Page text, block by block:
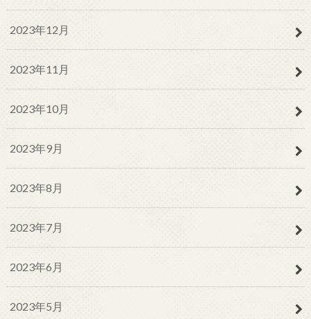
2023年12月
2023年11月
2023年10月
2023年9月
2023年8月
2023年7月
2023年6月
2023年5月